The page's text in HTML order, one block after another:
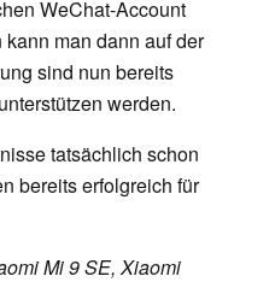
WeChat-Account
man dann auf der
sind nun bereits
werden.
tatsächlich schon
bereits erfolgreich für
Mi 9 SE, Xiaomi